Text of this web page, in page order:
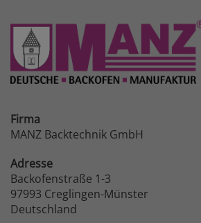
Firma
MANZ Backtechnik GmbH
Adresse
Backofenstraße 1-3
97993 Creglingen-Münster
Deutschland